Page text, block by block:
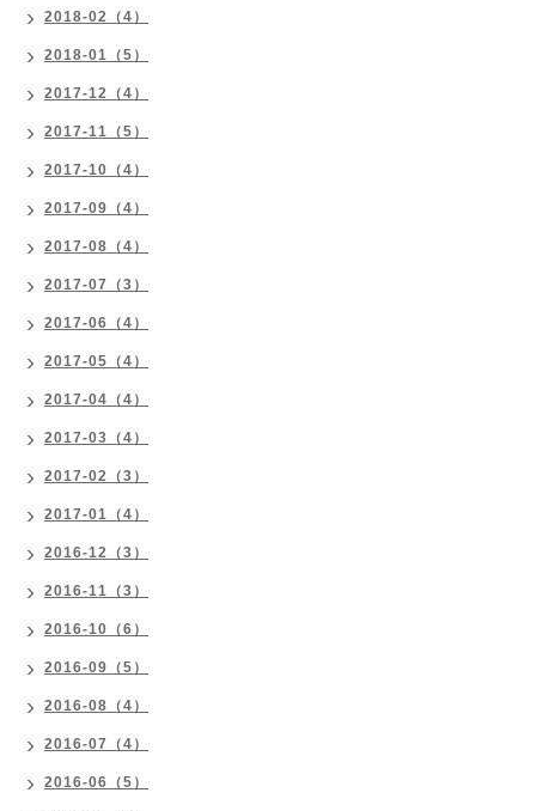
2018-02（4）
2018-01（5）
2017-12（4）
2017-11（5）
2017-10（4）
2017-09（4）
2017-08（4）
2017-07（3）
2017-06（4）
2017-05（4）
2017-04（4）
2017-03（4）
2017-02（3）
2017-01（4）
2016-12（3）
2016-11（3）
2016-10（6）
2016-09（5）
2016-08（4）
2016-07（4）
2016-06（5）